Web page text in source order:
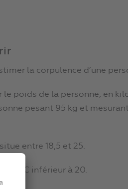
la corpulence d’une
le poids de la personne, en
pesant 95 kg et mesurant
entre 18,5 et 25.
IMC inférieur à 20.